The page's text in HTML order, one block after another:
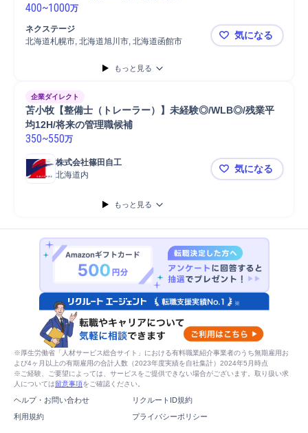
400~1000万
ネクステージ
北海道札幌市, 北海道旭川市, 北海道函館市
北海道・東
気になる
もっと見る
企業ダイレクト
苫小牧【整備士（トレーラー）】未経験◎/WLB◎/残業平
均12H/将来の管理職候補
350~550万
株式会社篠田自工
北海道内
苫小牧【整
気になる
もっと見る
※厚生労働省「人材サービス総合サイト」における有料職業紹介事業者のうち無期雇用お
よび4ヶ月以上の有期雇用の合計人数（2023年度実績を自社集計）2024年5月時点
※ご経験、ご要望によっては、サービスをご提供できない場合がございます。取り扱い求
人については留意事項をご確認ください。
ヘルプ・お問い合わせ
リクルートID規約
利用規約
プライバシーポリシー